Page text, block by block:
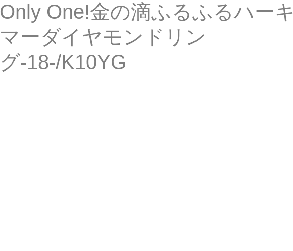
Only One!金の滴ふるふるハーキ
マーダイヤモンドリン
グ-18-/K10YG